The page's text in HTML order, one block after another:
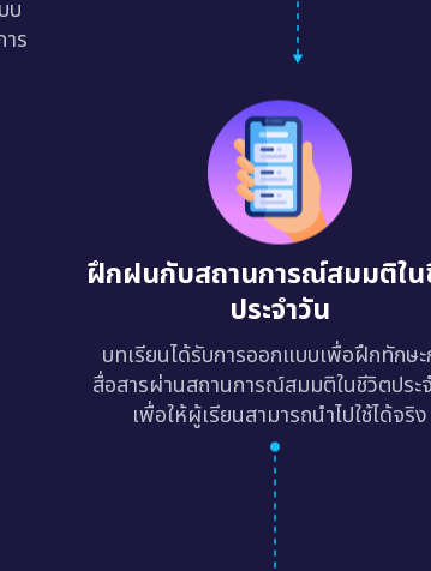
บ
ร
ฝึกฝนกับสถานการณ์สมมติใน
ประจำวัน
บทเรียนได้รับการออกแบบเพื่อฝึกทักษะ
สื่อสารผ่านสถานการณ์สมมติในชีวิตประ
เพื่อให้ผู้เรียนสามารถนำไปใช้ได้จริง